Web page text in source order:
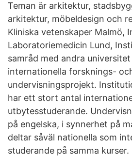
Teman är arkitektur,
arkitektur, möbeldesign och
Kliniska vetenskaper Malmö,
Laboratoriemedicin Lund,
samråd med andra
internationella forsknings-
undervisningsprojekt.
har ett stort antal
utbytesstuderande.
på engelska, i synnerhet på
deltar såväl nationella som
studerande på samma